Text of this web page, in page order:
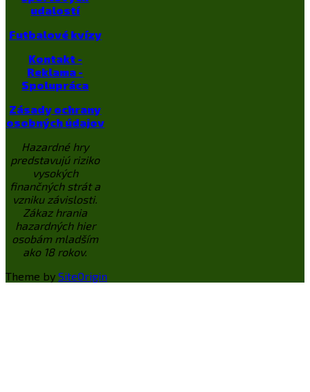
udalostí
Futbalové kvízy
Kontakt -
Reklama -
Spolupráca
Zásady ochrany
osobných údajov
Hazardné hry
predstavujú riziko
vysokých
finančných strát a
vzniku závislosti.
Zákaz hrania
hazardných hier
osobám mladším
ako 18 rokov.
Theme by SiteOrigin